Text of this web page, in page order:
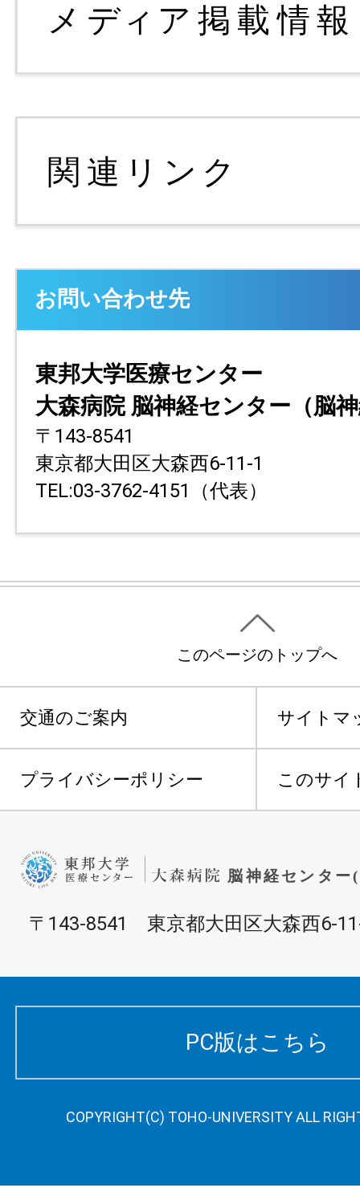
お問い合わせ先
東邦大学医療センター
大森病院 脳神経センター（脳
〒143-8541
東京都大田区大森西6-11-1
TEL:03-3762-4151（代表）
このページのトップへ
交通のご案内 サイトマ
プライバシーポリシー このサイ
〒143-8541 東京都大田区大森西6-
PC版はこちら
COPYRIGHT(C) TOHO-UNIVERSITY ALL